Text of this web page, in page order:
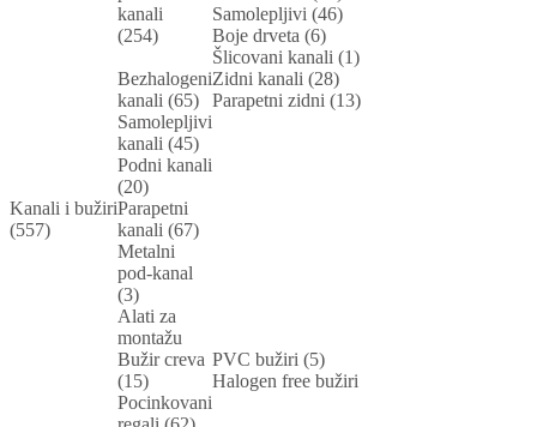
Kanali i bužiri
(557)
kanali
(254)
Samolepljivi (46)
Boje drveta (6)
Šlicovani kanali (1)
Bezhalogeni
kanali (65)
Zidni kanali (28)
Parapetni zidni (13)
Samolepljivi
kanali (45)
Podni kanali
(20)
Parapetni
kanali (67)
Metalni
pod-kanal
(3)
Alati za
montažu
Bužir creva
(15)
PVC bužiri (5)
Halogen free bužiri
Pocinkovani